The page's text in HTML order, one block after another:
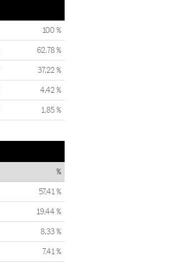
100 %
62,78 %
37,22 %
4,42 %
1,85 %
%
57,41 %
19,44 %
8,33 %
7,41 %